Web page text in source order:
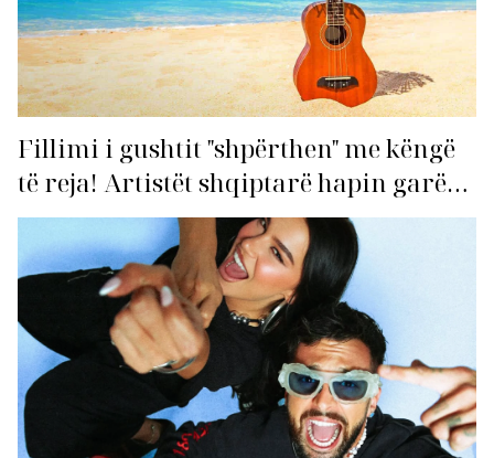
Fillimi i gushtit "shpërthen" me këngë
të reja! Artistët shqiptarë hapin garën
për hitin e verës!